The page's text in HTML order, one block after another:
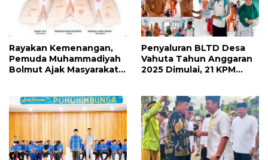
Rayakan Kemenangan,
Pemuda Muhammadiyah
Bolmut Ajak Masyarakat
Penyaluran BLTD Desa
Vahuta Tahun Anggaran
2025 Dimulai, 21 KPM